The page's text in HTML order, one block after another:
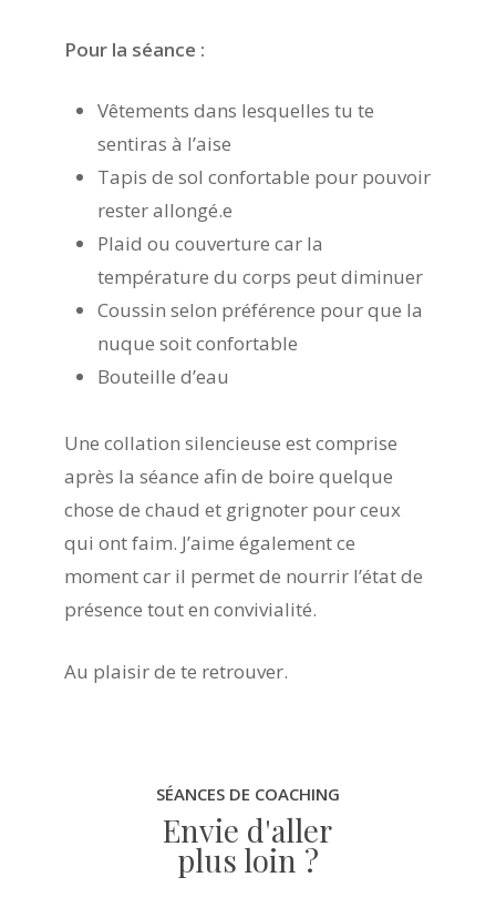
Pour la séance :
Vêtements dans lesquelles tu te
sentiras à l’aise
Tapis de sol confortable pour pouvoir
rester allongé.e
Plaid ou couverture car la
température du corps peut diminuer
Coussin selon préférence pour que la
nuque soit confortable
Bouteille d’eau
Une collation silencieuse est comprise
après la séance afin de boire quelque
chose de chaud et grignoter pour ceux
qui ont faim. J’aime également ce
moment car il permet de nourrir l’état de
présence tout en convivialité.
Au plaisir de te retrouver.
SÉANCES DE COACHING
Envie d'aller
plus loin ?